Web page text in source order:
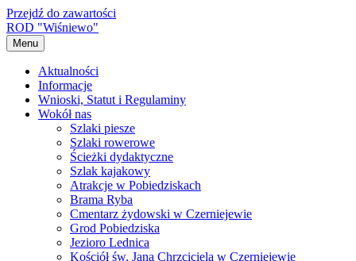
Przejdź do zawartości
ROD "Wiśniewo"
Menu
Aktualności
Informacje
Wnioski, Statut i Regulaminy
Wokół nas
Szlaki piesze
Szlaki rowerowe
Ścieżki dydaktyczne
Szlak kajakowy
Atrakcje w Pobiedziskach
Brama Ryba
Cmentarz żydowski w Czerniejewie
Grod Pobiedziska
Jezioro Lednica
Kościół św. Jana Chrzciciela w Czerniejewie